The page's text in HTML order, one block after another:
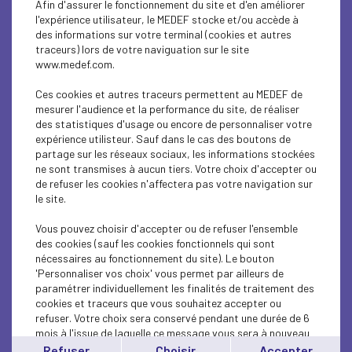
SUSTAINABLE DEVELOPMENT
SUSTAINABLE DEVELOPMENT
INTERNATIONAL - EUROPE
SUSTAINABLE DEVELOPMENT
SOCIAL
INTERNATIONAL - EUROPE
INTERNATIONAL - EUROPE
SUSTAINABLE DEVELOPMENT
ECONOMY
Afin d'assurer le fonctionnement du site et d'en améliorer
l'expérience utilisateur, le MEDEF stocke et/ou accède à
des informations sur votre terminal (cookies et autres
traceurs) lors de votre naviguation sur le site
www.medef.com.
Ces cookies et autres traceurs permettent au MEDEF de
mesurer l'audience et la performance du site, de réaliser
des statistiques d'usage ou encore de personnaliser votre
expérience utilisteur. Sauf dans le cas des boutons de
partage sur les réseaux sociaux, les informations stockées
ne sont transmises à aucun tiers. Votre choix d'accepter ou
de refuser les cookies n'affectera pas votre navigation sur
le site.
Vous pouvez choisir d'accepter ou de refuser l'ensemble
des cookies (sauf les cookies fonctionnels qui sont
nécessaires au fonctionnement du site). Le bouton
'Personnaliser vos choix' vous permet par ailleurs de
paramétrer individuellement les finalités de traitement des
cookies et traceurs que vous souhaitez accepter ou
refuser. Votre choix sera conservé pendant une durée de 6
mois à l'issue de laquelle ce message vous sera à nouveau
affiché..